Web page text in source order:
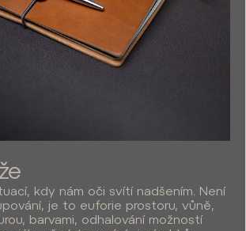
kdy nám oči svítí nadšením. Není
je to euforie prostoru, vůně,
barvami, odhalování možností